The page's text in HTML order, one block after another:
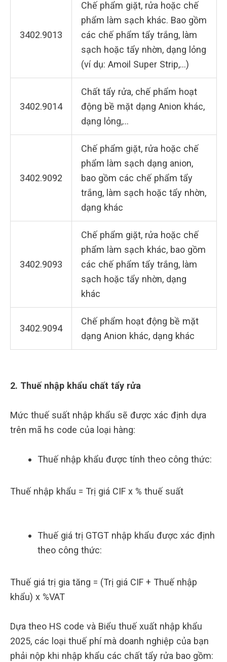
3402.9013
Chế phẩm giặt, rửa hoặc chế
phẩm làm sạch khác. Bao gồm
các chế phẩm tẩy trắng, làm
sạch hoặc tẩy nhờn, dạng lỏng
(ví dụ: Amoil Super Strip,…)
3402.9014
Chất tẩy rửa, chế phẩm hoạt
động bề mặt dạng Anion khác,
dạng lỏng,…
3402.9092
Chế phẩm giặt, rửa hoặc chế
phẩm làm sạch dạng anion,
bao gồm các chế phẩm tẩy
trắng, làm sạch hoặc tẩy nhờn,
dạng khác
3402.9093
Chế phẩm giặt, rửa hoặc chế
phẩm làm sạch khác, bao gồm
các chế phẩm tẩy trắng, làm
sạch hoặc tẩy nhờn, dạng
khác
3402.9094
Chế phẩm hoạt động bề mặt
dạng Anion khác, dạng khác
2. Thuế nhập khẩu chất tẩy rửa
Mức thuế suất nhập khẩu sẽ được xác định dựa
trên mã hs code của loại hàng:
Thuế nhập khẩu được tính theo công thức:
Thuế nhập khẩu = Trị giá CIF x % thuế suất
Thuế giá trị GTGT nhập khẩu được xác định
theo công thức:
Thuế giá trị gia tăng = (Trị giá CIF + Thuế nhập
khẩu) x %VAT
Dựa theo HS code và Biểu thuế xuất nhập khẩu
2025, các loại thuế phí mà doanh nghiệp của bạn
phải nộp khi nhập khẩu các chất tẩy rửa bao gồm: